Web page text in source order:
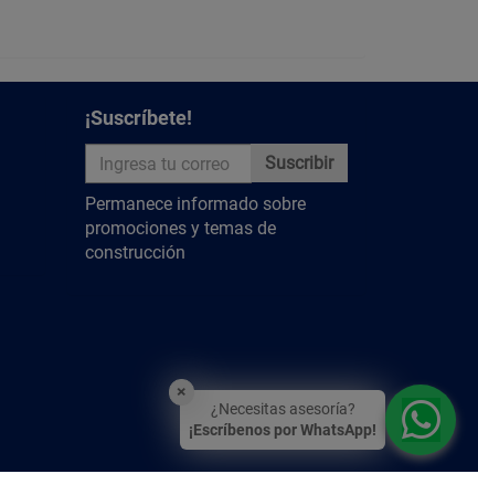
¡Suscríbete!
Suscribir
Permanece informado sobre
promociones y temas de
construcción
×
¿Necesitas asesoría?
¡Escríbenos por WhatsApp!